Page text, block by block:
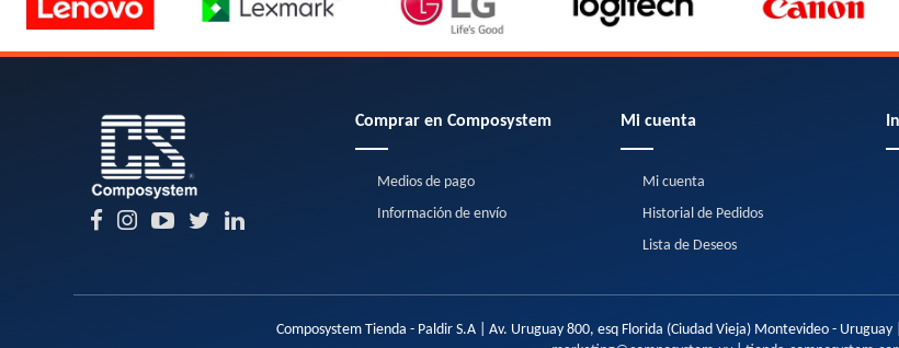
Comprar en Composystem
Medios de pago
Información de envío
Mi cuenta
Mi cuenta
Historial de Pedidos
Lista de Deseos
Composystem Tienda - Paldir S.A | Av. Uruguay 800, esq Florida (Ciudad Vieja) Montevideo - Uruguay